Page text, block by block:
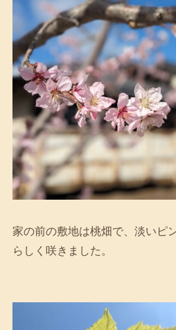
家の前の敷地は桃畑で、淡いピ
らしく咲きました。